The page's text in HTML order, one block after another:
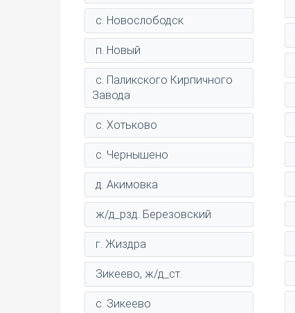
с. Новослободск
п. Новый
с. Паликского Кирпичного
Завода
с. Хотьково
с. Чернышено
д. Акимовка
ж/д_рзд. Березовский
г. Жиздра
Зикеево, ж/д_ст.
с. Зикеево